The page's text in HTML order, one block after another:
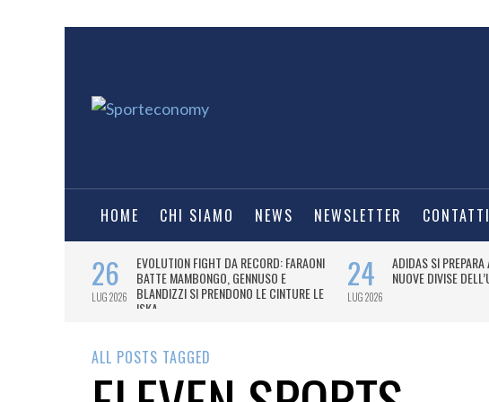
HOME CHI SIAMO NEWS NEWSLETTER CONTATTI
ALL POSTS TAGGED